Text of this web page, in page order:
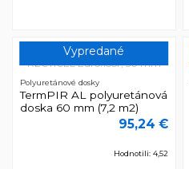
Vypredané
Polyuretánové dosky
TermPIR AL polyuretánová
doska 60 mm (7,2 m2)
95,24 €
Hodnotili: 4,52